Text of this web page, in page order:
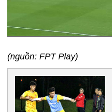
(nguồn: FPT Play)